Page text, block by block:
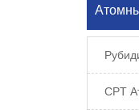
CPT